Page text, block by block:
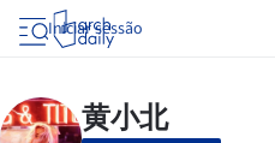
Iniciar sessão